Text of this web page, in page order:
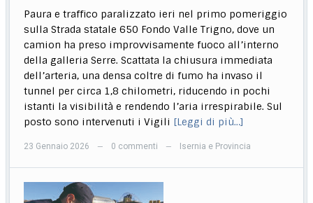
Paura e traffico paralizzato ieri nel primo pomeriggio
sulla Strada statale 650 Fondo Valle Trigno, dove un
camion ha preso improvvisamente fuoco all’interno
della galleria Serre. Scattata la chiusura immediata
dell’arteria, una densa coltre di fumo ha invaso il
tunnel per circa 1,8 chilometri, riducendo in pochi
istanti la visibilità e rendendo l’aria irrespirabile. Sul
posto sono intervenuti i Vigili [Leggi di più…]
23 Gennaio 2026 — 0 commenti — Isernia e Provincia